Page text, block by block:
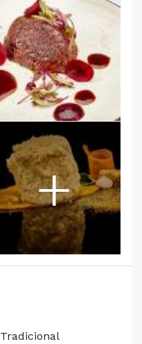
+
Tradicional